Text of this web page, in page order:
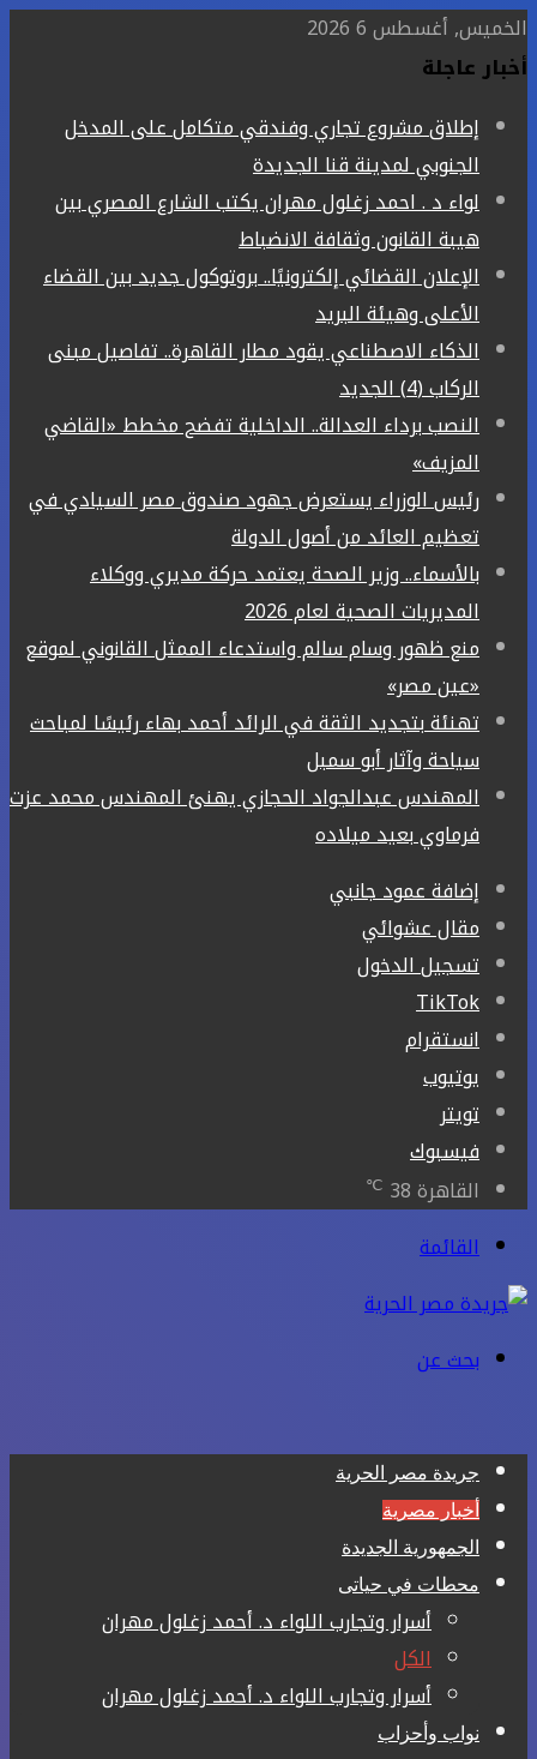
الخميس, أغسطس 6 2026
أخبار عاجلة
إطلاق مشروع تجاري وفندقي متكامل على المدخل
الجنوبي لمدينة قنا الجديدة
لواء د . احمد زغلول مهران يكتب الشارع المصري بين
هيبة القانون وثقافة الانضباط
الإعلان القضائي إلكترونيًا.. بروتوكول جديد بين القضاء
الأعلى وهيئة البريد
الذكاء الاصطناعي يقود مطار القاهرة.. تفاصيل مبنى
الركاب (4) الجديد
النصب برداء العدالة.. الداخلية تفضح مخطط «القاضي
المزيف»
رئيس الوزراء يستعرض جهود صندوق مصر السيادي في
تعظيم العائد من أصول الدولة
بالأسماء.. وزير الصحة يعتمد حركة مديري ووكلاء
المديريات الصحية لعام 2026
منع ظهور وسام سالم واستدعاء الممثل القانوني لموقع
«عين مصر»
تهنئة بتجديد الثقة في الرائد أحمد بهاء رئيسًا لمباحث
سياحة وآثار أبو سمبل
المهندس عبدالجواد الحجازي يهنئ المهندس محمد عزت
فرماوي بعيد ميلاده
إضافة عمود جانبي
مقال عشوائي
تسجيل الدخول
‫TikTok
انستقرام
يوتيوب
تويتر
فيسبوك
القاهرة38
℃
القائمة
بحث عن
جريدة مصر الحرية
أخبار مصرية
الجمهورية الجديدة
محطات في حياتى
أسرار وتجارب اللواء د. أحمد زغلول مهران
الكل
أسرار وتجارب اللواء د. أحمد زغلول مهران
نواب وأحزاب